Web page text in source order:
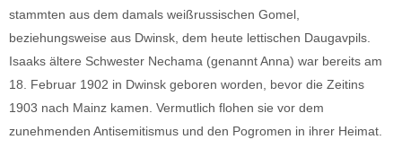
stammten aus dem damals weißrussischen Gomel,
beziehungsweise aus Dwinsk, dem heute lettischen Daugavpils.
Isaaks ältere Schwester Nechama (genannt Anna) war bereits am
18. Februar 1902 in Dwinsk geboren worden, bevor die Zeitins
1903 nach Mainz kamen. Vermutlich flohen sie vor dem
zunehmenden Antisemitismus und den Pogromen in ihrer Heimat.